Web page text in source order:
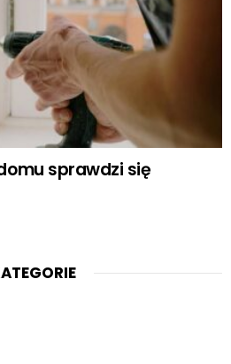
sprawdzi się